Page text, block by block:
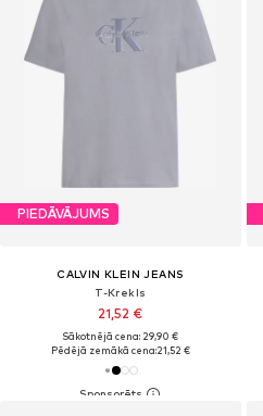
PIEDĀVĀJUMS
CALVIN KLEIN JEANS
T-Krekls
21,52 €
Sākotnējā cena: 29,90 €
Pēdējā zemākā cena:21,52 €